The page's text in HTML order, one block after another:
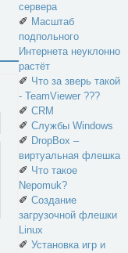
сервера
✐ Масштаб
подпольного
Интернета неуклонно
растёт
✐ Что за зверь такой
- TeamViewer ???
✐ CRM
✐ Службы Windows
✐ DropBox –
виртуальная флешка
✐ Что такое
Nepomuk?
✐ Создание
загрузочной флешки
Linux
✐ Установка игр и